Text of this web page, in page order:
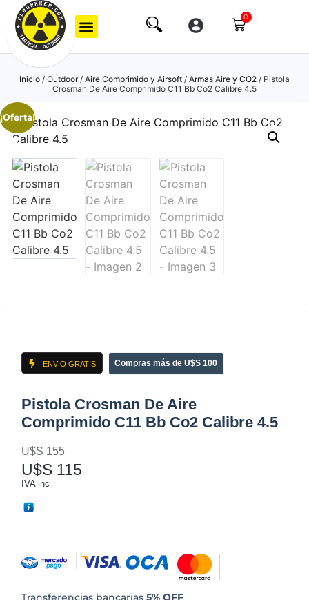
0
Inicio/ Outdoor/ Aire Comprimido y Airsoft/ Armas Aire y CO2/ Pistola
Crosman De Aire Comprimido C11 Bb Co2 Calibre 4.5
¡Oferta!
ENVIO GRATIS Compras más de U$S 100
Pistola Crosman De Aire
Comprimido C11 Bb Co2 Calibre 4.5
U$S155
U$S 115
IVA inc
Transferencias bancarias5% OFF